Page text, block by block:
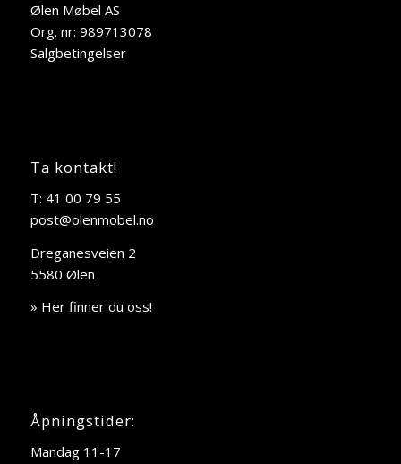
Ølen Møbel AS
Org. nr: 989713078
Salgbetingelser
Ta kontakt!
T: 41 00 79 55
post@olenmobel.no
Dreganesveien 2
5580 Ølen
» Her finner du oss!
Åpningstider:
Mandag 11-17